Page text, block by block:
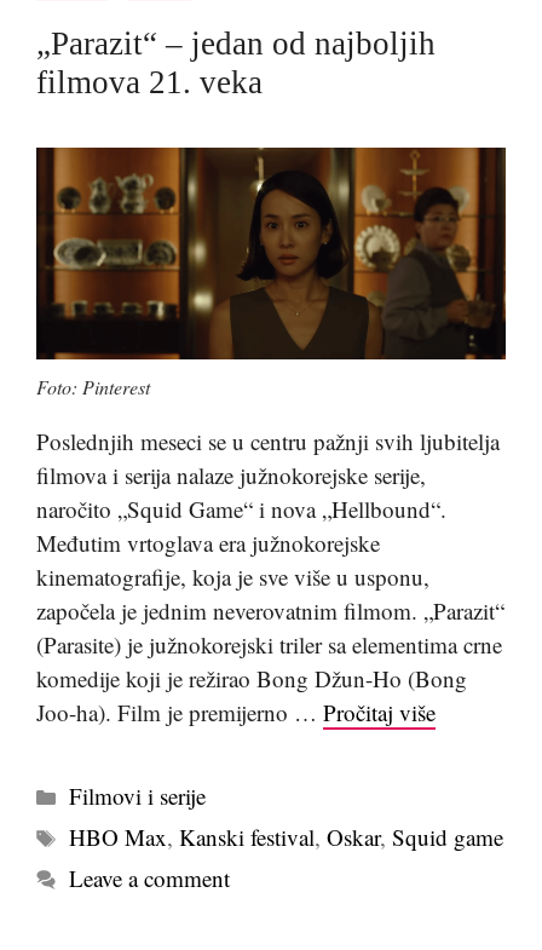
„Parazit“ – jedan od najboljih
filmova 21. veka
Foto: Pinterest
Poslednjih meseci se u centru pažnji svih ljubitelja
filmova i serija nalaze južnokorejske serije,
naročito „Squid Game“ i nova „Hellbound“.
Međutim vrtoglava era južnokorejske
kinematografije, koja je sve više u usponu,
započela je jednim neverovatnim filmom. „Parazit“
(Parasite) je južnokorejski triler sa elementima crne
komedije koji je režirao Bong Džun-Ho (Bong
Joo-ha). Film je premijerno … Pročitaj više
Kategorije
Filmovi i serije
Tags
HBO Max,Kanski festival,Oskar,Squid game
Leave a comment